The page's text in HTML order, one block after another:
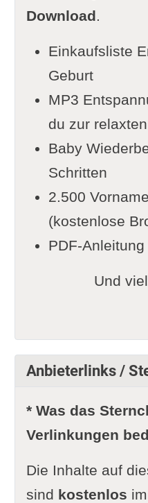
Download.
Einkaufsliste
Geburt
MP3
du zur
Baby
Schritten
2.500
(kostenlose
PDF-
Und
Anbieterlinks /
* Was das
Verlinkungen
Die Inhalte auf
sind kostenlos